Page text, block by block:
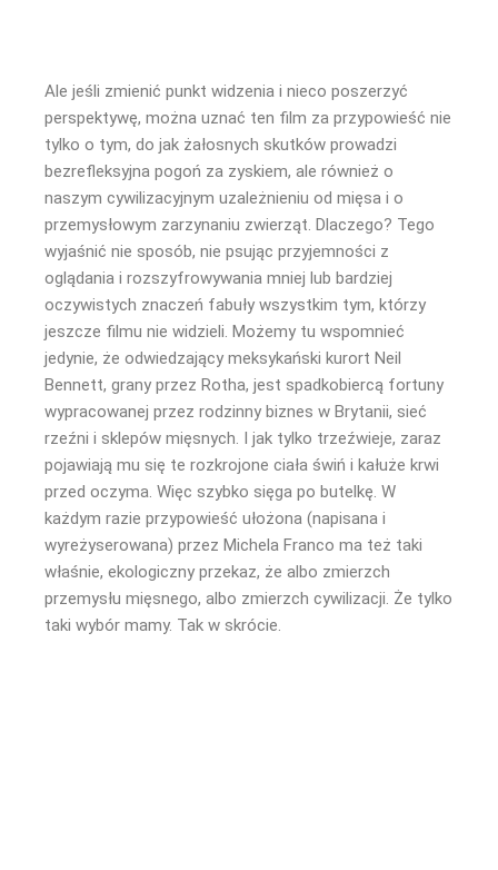
Ale jeśli zmienić punkt widzenia i nieco poszerzyć
perspektywę, można uznać ten film za przypowieść nie
tylko o tym, do jak żałosnych skutków prowadzi
bezrefleksyjna pogoń za zyskiem, ale również o
naszym cywilizacyjnym uzależnieniu od mięsa i o
przemysłowym zarzynaniu zwierząt. Dlaczego? Tego
wyjaśnić nie sposób, nie psując przyjemności z
oglądania i rozszyfrowywania mniej lub bardziej
oczywistych znaczeń fabuły wszystkim tym, którzy
jeszcze filmu nie widzieli. Możemy tu wspomnieć
jedynie, że odwiedzający meksykański kurort Neil
Bennett, grany przez Rotha, jest spadkobiercą fortuny
wypracowanej przez rodzinny biznes w Brytanii, sieć
rzeźni i sklepów mięsnych. I jak tylko trzeźwieje, zaraz
pojawiają mu się te rozkrojone ciała świń i kałuże krwi
przed oczyma. Więc szybko sięga po butelkę. W
każdym razie przypowieść ułożona (napisana i
wyreżyserowana) przez Michela Franco ma też taki
właśnie, ekologiczny przekaz, że albo zmierzch
przemysłu mięsnego, albo zmierzch cywilizacji. Że tylko
taki wybór mamy. Tak w skrócie.